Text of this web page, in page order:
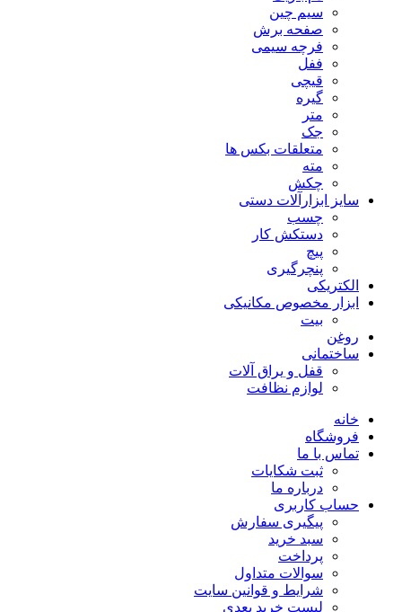
سیم چین
صفحه برش
فرچه سیمی
ففل
قیچی
گیره
متر
جک
متعلقات بکس ها
مته
چکش
سایز ابزارآلات دستی
چسب
دستکش کار
پیچ
پنچرگیری
الکتریکی
ابزار مخصوص مکانیکی
بیت
روغن
ساختمانی
قفل و یراق آلات
لوازم نظافت
خانه
فروشگاه
تماس با ما
ثبت شکایات
درباره ما
حساب کاربری
پیگیری سفارش
سبد خرید
پرداخت
سوالات متداول
شرایط و قوانین سایت
لیست خرید بعدی